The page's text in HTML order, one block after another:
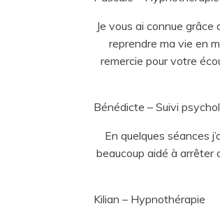
Je vous ai connue
reprendre ma vie en
remercie pour votre
Bénédicte – Suivi
En quelques séances
beaucoup aidé à arrêter
Kilian – Hypnothérapie